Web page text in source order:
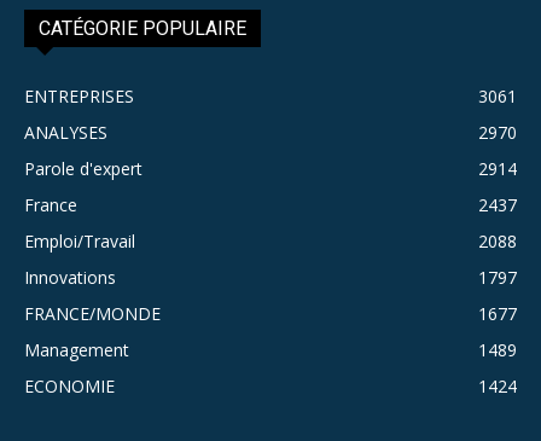
CATÉGORIE POPULAIRE
ENTREPRISES
3061
ANALYSES
2970
Parole d'expert
2914
France
2437
Emploi/Travail
2088
Innovations
1797
FRANCE/MONDE
1677
Management
1489
ECONOMIE
1424